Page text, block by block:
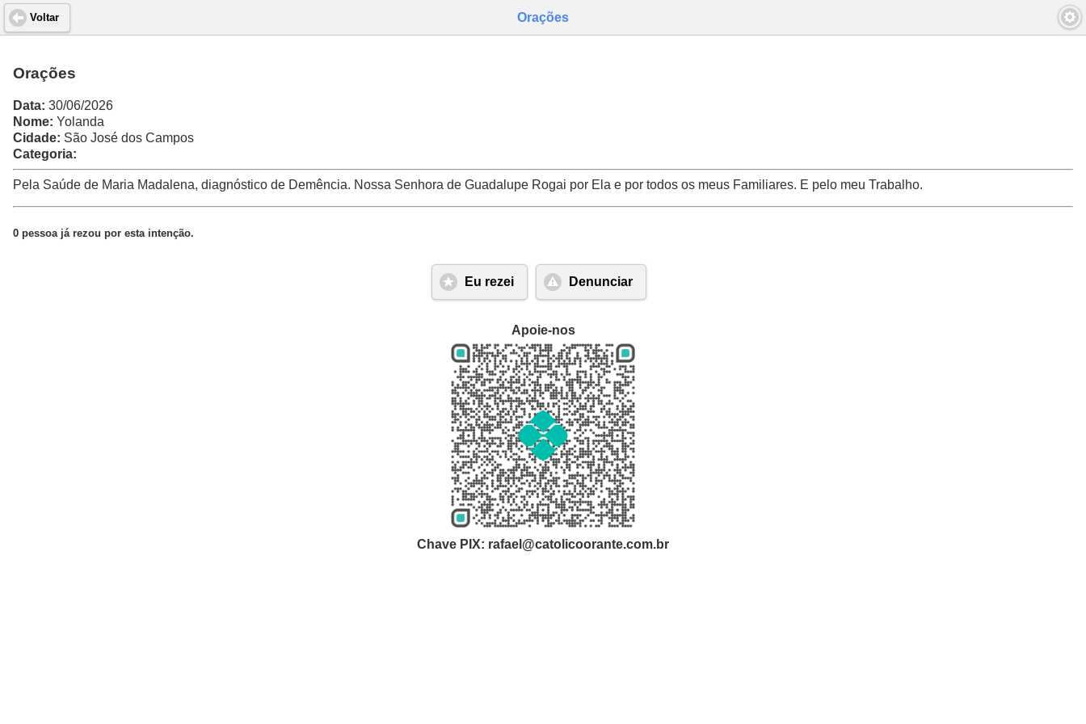
Orações
Voltar
Orações
Data: 30/06/2026
Nome: Yolanda
Cidade: São José dos Campos
Categoria:
Pela Saúde de Maria Madalena, diagnóstico de Demência. Nossa Senhora de Guadalupe Rogai por Ela e por todos os meus Familiares. E pelo meu Trabalho.
0 pessoa já rezou por esta intenção.
Eu rezei Denunciar
Apoie-nos
Chave PIX: rafael@catolicoorante.com.br